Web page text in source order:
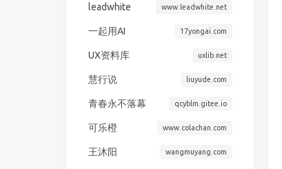
leadwhite www.leadwhite.net
一起用AI 17yongai.com
UX资料库 uxlib.net
慧行说 liuyude.com
青春永不落幕 qcyblm.gitee.io
可乐橙 www.colachan.com
王沐阳 wangmuyang.com